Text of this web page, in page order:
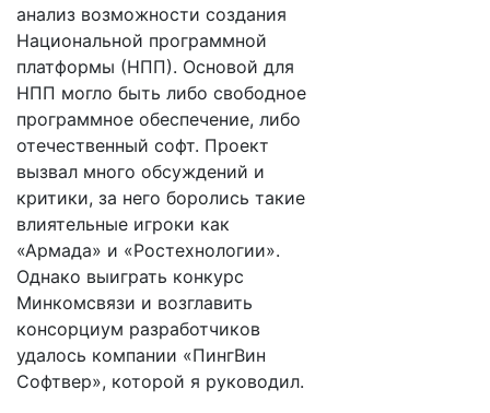
анализ возможности создания
Национальной программной
платформы (НПП). Основой для
НПП могло быть либо свободное
программное обеспечение, либо
отечественный софт. Проект
вызвал много обсуждений и
критики, за него боролись такие
влиятельные игроки как
«Армада» и «Ростехнологии».
Однако выиграть конкурс
Минкомсвязи и возглавить
консорциум разработчиков
удалось компании «ПингВин
Софтвер», которой я руководил.